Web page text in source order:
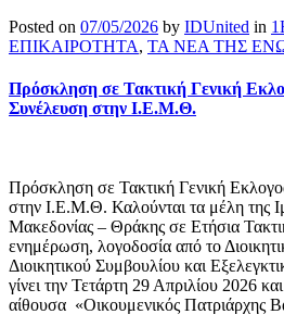
Posted on 07/05/2026 by IDUnited in
ΕΠΙΚΑΙΡΟΤΗΤΑ, ΤΑ ΝΕΑ ΤΗΣ
Πρόσκληση σε Τακτική Γενική
Συνέλευση στην Ι.Ε.Μ.Θ.
Πρόσκληση σε Τακτική Γενική
στην Ι.Ε.Μ.Θ. Καλούνται τα μέλη της
Μακεδονίας – Θράκης σε Ετήσια
ενημέρωση, λογοδοσία από το
Διοικητικού Συμβουλίου και
γίνει την Τετάρτη 29 Απριλίου 2026
αίθουσα «Οικουμενικός Πατριάρχης